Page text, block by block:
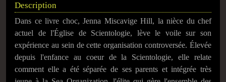
Description
Dans ce livre choc, Jenna Miscavige Hill, la nièce du chef
actuel de l'Église de Scientologie, lève le voile sur son
expérience au sein de cette organisation controversée. Élevée
depuis l'enfance au coeur de la Scientologie, elle relate
comment elle a été séparée de ses parents et intégrée très